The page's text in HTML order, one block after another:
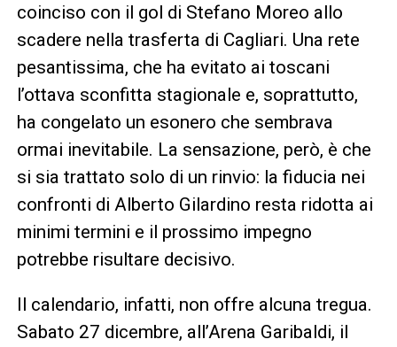
coinciso con il gol di Stefano Moreo allo
scadere nella trasferta di Cagliari. Una rete
pesantissima, che ha evitato ai toscani
l’ottava sconfitta stagionale e, soprattutto,
ha congelato un esonero che sembrava
ormai inevitabile. La sensazione, però, è che
si sia trattato solo di un rinvio: la fiducia nei
confronti di Alberto Gilardino resta ridotta ai
minimi termini e il prossimo impegno
potrebbe risultare decisivo.
Il calendario, infatti, non offre alcuna tregua.
Sabato 27 dicembre, all’Arena Garibaldi, il